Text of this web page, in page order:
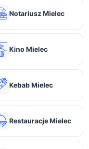
Notariusz Mielec
Kino Mielec
Kebab Mielec
Restauracje Mielec